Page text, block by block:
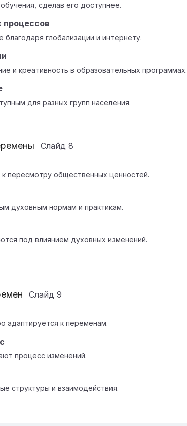
сделав его доступнее.
процессов
глобализации и интернету.
и креативность в образовательных программах.
для разных групп населения.
Слайд 8
пересмотру общественных ценностей.
духовным нормам и практикам.
под влиянием духовных изменений.
Слайд 9
адаптируется к переменам.
процесс изменений.
структуры и взаимодействия.